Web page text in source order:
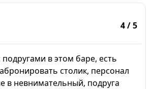
4/ 5
в этом баре, есть
столик, персонал
в невнимательный, подруга